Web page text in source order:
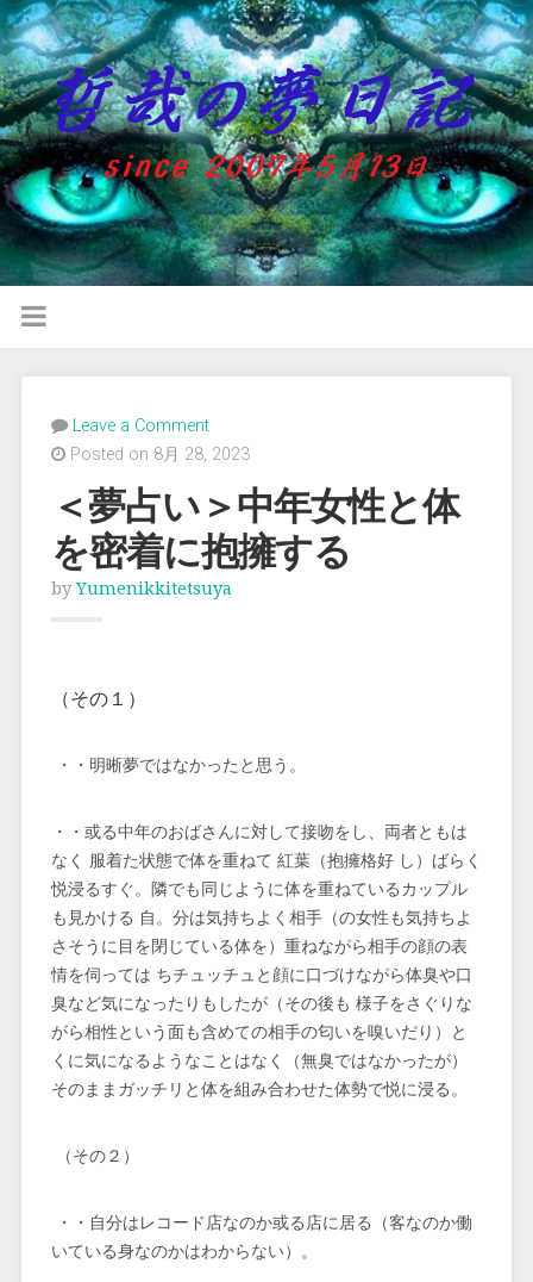
Leave a Comment
Posted on 8月 28, 2023
＜夢占い＞中年女性と体
を密着に抱擁する
byYumenikkitetsuya
（その１）
・・明晰夢ではなかったと思う。
・・或る中年のおばさんに対して接吻をし、両者ともは
なく 服着た状態で体を重ねて 紅葉（抱擁格好 し）ばらく
悦浸るすぐ。隣でも同じように体を重ねているカップル
も見かける 自。分は気持ちよく相手（の女性も気持ちよ
さそうに目を閉じている体を）重ねながら相手の顔の表
情を伺っては ちチュッチュと顔に口づけながら体臭や口
臭など気になったりもしたが（その後も 様子をさぐりな
がら相性という面も含めての相手の匂いを嗅いだり）と
くに気になるようなことはなく（無臭ではなかったが）
そのままガッチリと体を組み合わせた体勢で悦に浸る。
（その２）
・・自分はレコード店なのか或る店に居る（客なのか働
いている身なのかはわからない）。